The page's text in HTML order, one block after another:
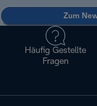
Zum
Häufig Gestellte
Fragen